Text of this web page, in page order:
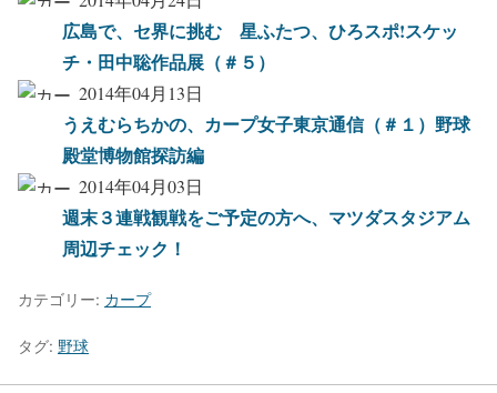
広島で、セ界に挑む 星ふたつ、ひろスポ!スケッ
チ・田中聡作品展（＃５）
2014年04月13日
うえむらちかの、カープ女子東京通信（＃１）野球
殿堂博物館探訪編
2014年04月03日
週末３連戦観戦をご予定の方へ、マツダスタジアム
周辺チェック！
カテゴリー: カープ
タグ: 野球